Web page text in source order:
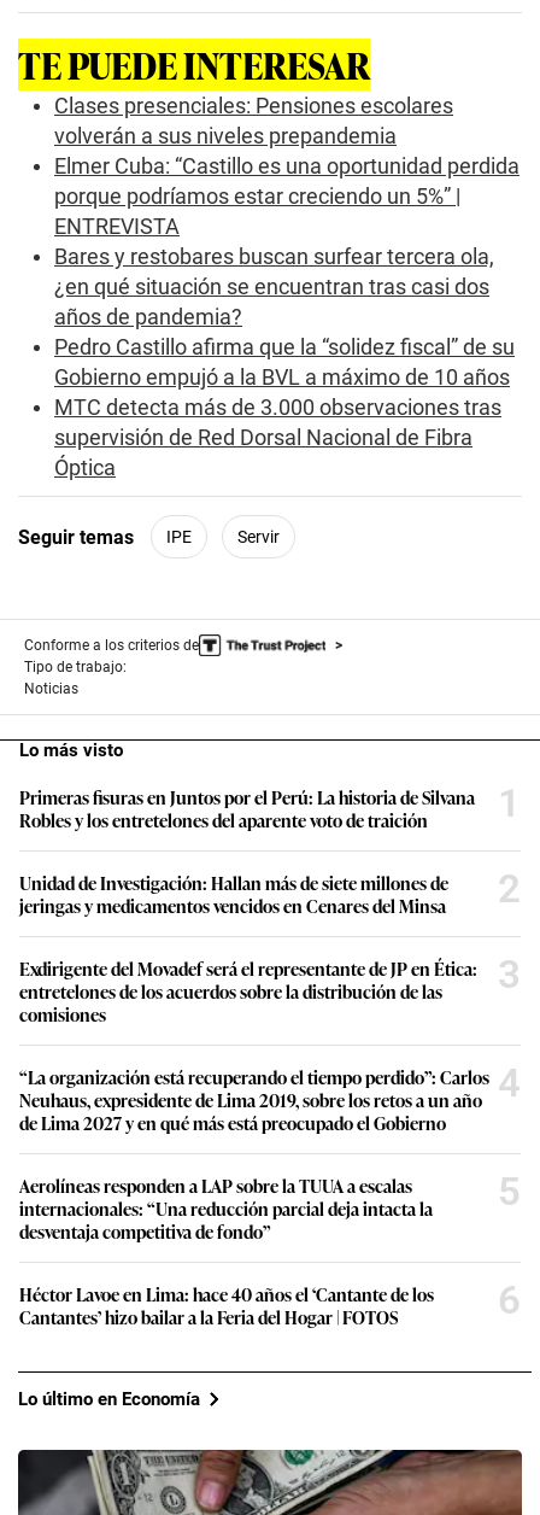
s
o
TE PUEDE INTERESAR
Clases presenciales: Pensiones escolares
volverán a sus niveles prepandemia
Elmer Cuba: “Castillo es una oportunidad perdida
porque podríamos estar creciendo un 5%” |
ENTREVISTA
Bares y restobares buscan surfear tercera ola,
¿en qué situación se encuentran tras casi dos
años de pandemia?
Pedro Castillo afirma que la “solidez fiscal” de su
Gobierno empujó a la BVL a máximo de 10 años
MTC detecta más de 3.000 observaciones tras
supervisión de Red Dorsal Nacional de Fibra
Óptica
Seguir temas IPE Servir
Conforme a los criterios de
Tipo de trabajo:
Noticias
Lo más visto
Primeras fisuras en Juntos por el Perú: La historia de Silvana
Robles y los entretelones del aparente voto de traición
1
Unidad de Investigación: Hallan más de siete millones de
jeringas y medicamentos vencidos en Cenares del Minsa
2
Exdirigente del Movadef será el representante de JP en Ética:
entretelones de los acuerdos sobre la distribución de las
comisiones
3
“La organización está recuperando el tiempo perdido”: Carlos
Neuhaus, expresidente de Lima 2019, sobre los retos a un año
de Lima 2027 y en qué más está preocupado el Gobierno
4
Aerolíneas responden a LAP sobre la TUUA a escalas
internacionales: “Una reducción parcial deja intacta la
desventaja competitiva de fondo”
5
Héctor Lavoe en Lima: hace 40 años el ‘Cantante de los
Cantantes’ hizo bailar a la Feria del Hogar | FOTOS
6
Lo último en Economía